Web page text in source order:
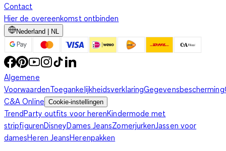
Contact
Hier de overeenkomst ontbinden
Nederland | NL
Algemene
VoorwaardenToegankelijkheidsverklaringGegevensbescherming
C&A Online Cookie-instellingen
TrendParty outfits voor herenKindermode met
stripfigurenDisneyDames JeansZomerjurkenJassen voor
damesHeren JeansHerenpakken